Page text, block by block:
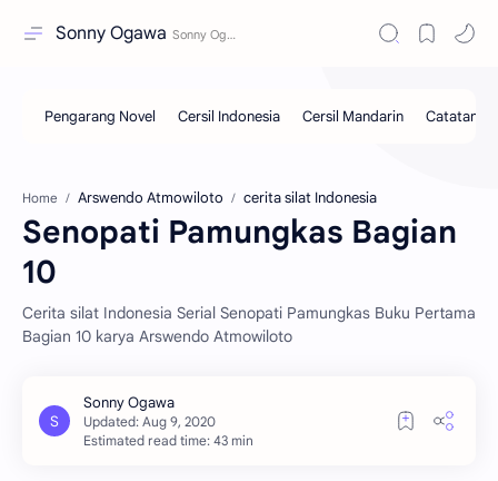
Sonny Ogawa
Home Arswendo Atmowiloto cerita silat Indonesia
Senopati Pamungkas Bagian
10
Cerita silat Indonesia Serial Senopati Pamungkas Buku Pertama
Bagian 10 karya Arswendo Atmowiloto
Estimated read time: 43 min